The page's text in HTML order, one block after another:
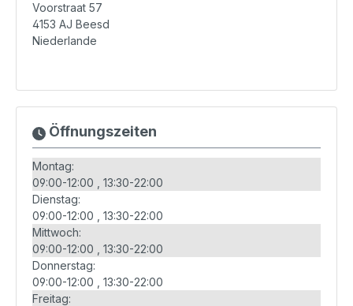
Voorstraat 57
4153 AJ Beesd
Niederlande
Öffnungszeiten
Montag:
09:00-12:00
13:30-22:00
Dienstag:
09:00-12:00
13:30-22:00
Mittwoch:
09:00-12:00
13:30-22:00
Donnerstag:
09:00-12:00
13:30-22:00
Freitag: